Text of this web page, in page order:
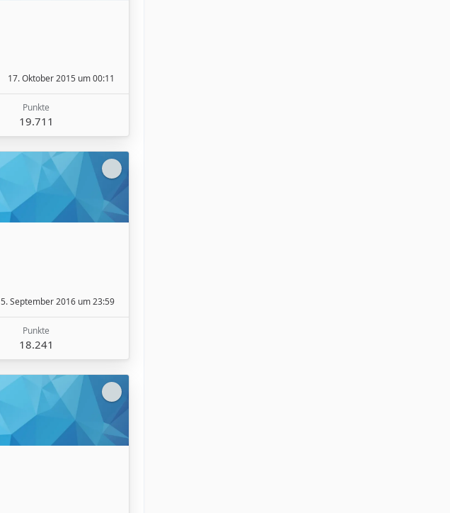
17. Oktober 2015 um 00:11
Punkte
19.711
5. September 2016 um 23:59
Punkte
18.241